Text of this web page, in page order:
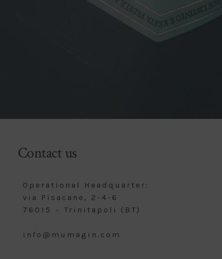
Contact us
Operational Headquarter:
via Pisacane, 2-4-6
76015 – Trinitapoli (BT)
info@mumagin.com